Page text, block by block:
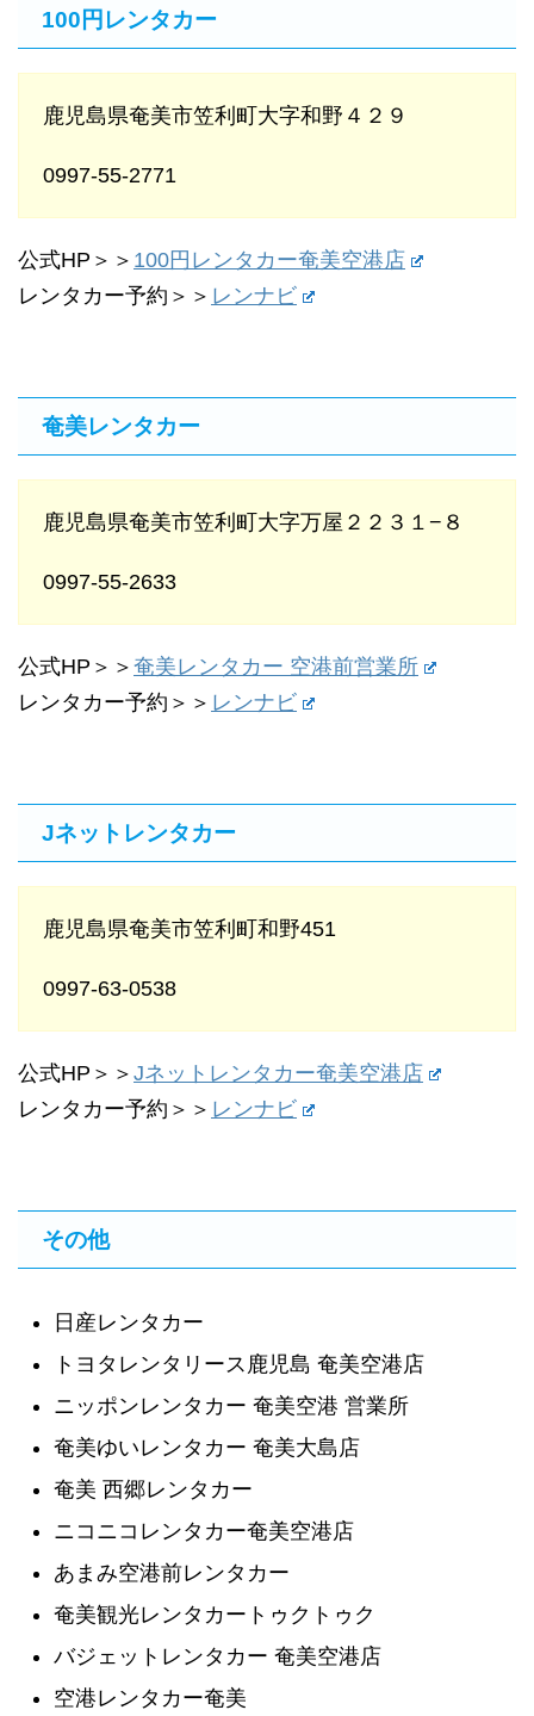
100円レンタカー
鹿児島県奄美市笠利町大字和野４２９
0997-55-2771
公式HP＞＞ 100円レンタカー奄美空港店
レンタカー予約＞＞ レンナビ
奄美レンタカー
鹿児島県奄美市笠利町大字万屋２２３１−８
0997-55-2633
公式HP＞＞ 奄美レンタカー 空港前営業所
レンタカー予約＞＞ レンナビ
Jネットレンタカー
鹿児島県奄美市笠利町和野451
0997-63-0538
公式HP＞＞ Jネットレンタカー奄美空港店
レンタカー予約＞＞ レンナビ
その他
日産レンタカー
トヨタレンタリース鹿児島 奄美空港店
ニッポンレンタカー 奄美空港 営業所
奄美ゆいレンタカー 奄美大島店
奄美 西郷レンタカー
ニコニコレンタカー奄美空港店
あまみ空港前レンタカー
奄美観光レンタカートゥクトゥク
バジェットレンタカー 奄美空港店
空港レンタカー奄美